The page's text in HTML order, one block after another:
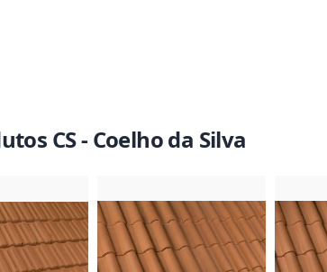
CS - Coelho da Silva
Imagem do Produto Imagem do Produto